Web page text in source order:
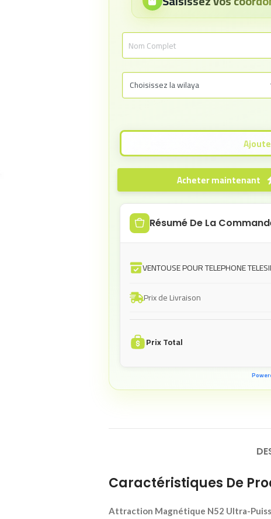
Résumé De La
VENTOUSE POUR TELEPHONE
Prix de Livraison
Prix Total
Caractéristiques De
Attraction Magnétique N52 Ultra-